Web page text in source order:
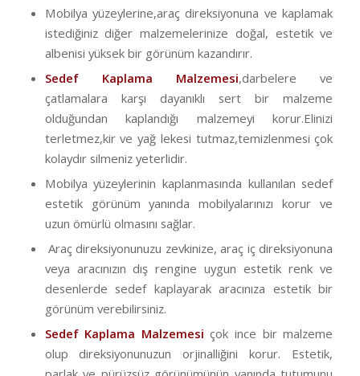
Mobilya yüzeylerine,araç direksiyonuna ve kaplamak
istediğiniz diğer malzemelerinize doğal, estetik ve
albenisi yüksek bir görünüm kazandırır.
Sedef Kaplama Malzemesi,darbelere ve
çatlamalara karşı dayanıklı sert bir malzeme
olduğundan kaplandığı malzemeyi korur.Elinizi
terletmez,kir ve yağ lekesi tutmaz,temizlenmesi çok
kolaydır silmeniz yeterlidir.
Mobilya yüzeylerinin kaplanmasında kullanılan sedef
estetik görünüm yanında mobilyalarınızı korur ve
uzun ömürlü olmasını sağlar.
Araç direksiyonunuzu zevkinize, araç iç direksiyonuna
veya aracınızın dış rengine uygun estetik renk ve
desenlerde sedef kaplayarak aracınıza estetik bir
görünüm verebilirsiniz.
Sedef Kaplama Malzemesi çok ince bir malzeme
olup direksiyonunuzun orjinalliğini korur. Estetik,